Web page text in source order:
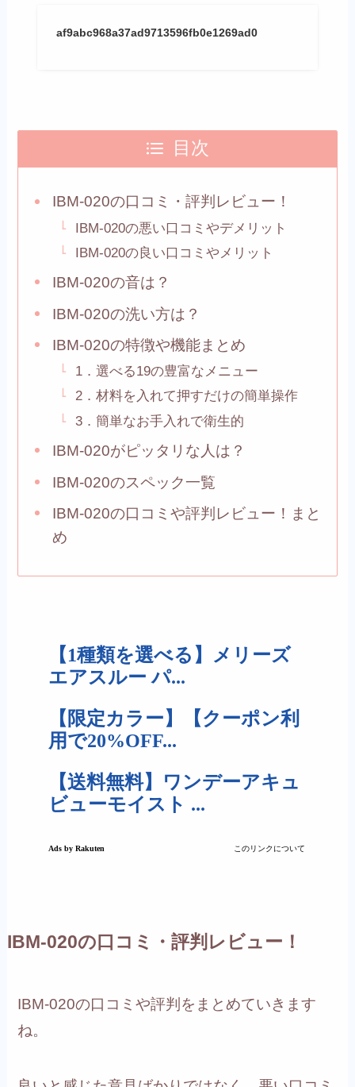
af9abc968a37ad9713596fb0e1269ad0
目次
IBM-020の口コミ・評判レビュー！
IBM-020の悪い口コミやデメリット
IBM-020の良い口コミやメリット
IBM-020の音は？
IBM-020の洗い方は？
IBM-020の特徴や機能まとめ
1．選べる19の豊富なメニュー
2．材料を入れて押すだけの簡単操作
3．簡単なお手入れで衛生的
IBM-020がピッタリな人は？
IBM-020のスペック一覧
IBM-020の口コミや評判レビュー！まと
め
IBM-020の口コミ・評判レビュー！
IBM-020の口コミや評判をまとめていきます
ね。